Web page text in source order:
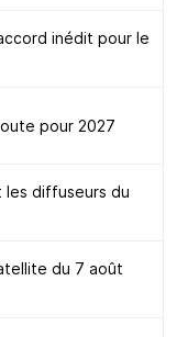
inédit pour le
pour 2027
les diffuseurs du
du 7 août